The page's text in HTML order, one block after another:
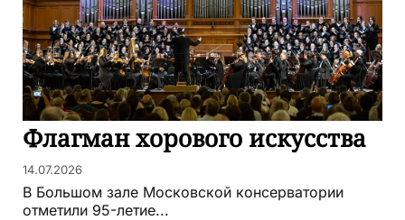
Флагман хорового искусства
14.07.2026
В Большом зале Московской консерватории
отметили 95-летие...